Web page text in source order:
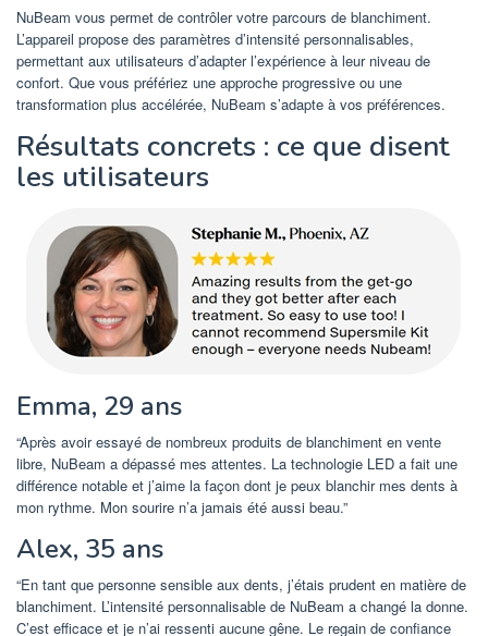
NuBeam vous permet de contrôler votre parcours de blanchiment.
L’appareil propose des paramètres d’intensité personnalisables,
permettant aux utilisateurs d’adapter l’expérience à leur niveau de
confort. Que vous préfériez une approche progressive ou une
transformation plus accélérée, NuBeam s’adapte à vos préférences.
Résultats concrets : ce que disent
les utilisateurs
Emma, ​​29 ans
“Après avoir essayé de nombreux produits de blanchiment en vente
libre, NuBeam a dépassé mes attentes. La technologie LED a fait une
différence notable et j’aime la façon dont je peux blanchir mes dents à
mon rythme. Mon sourire n’a jamais été aussi beau.”
Alex, 35 ans
“En tant que personne sensible aux dents, j’étais prudent en matière de
blanchiment. L’intensité personnalisable de NuBeam a changé la donne.
C’est efficace et je n’ai ressenti aucune gêne. Le regain de confiance